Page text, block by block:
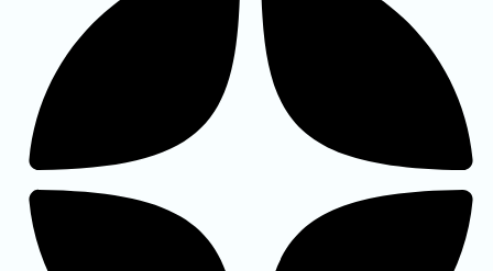
расчетный счет РКО
расчетный счет онлайн для
бизнеса, подбор тарифов РКО